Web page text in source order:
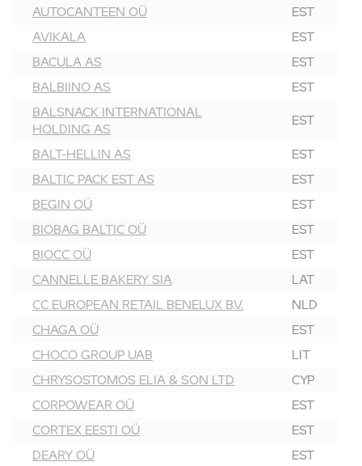
AUTOCANTEEN OÜ EST
AVIKALA EST
BACULA AS EST
BALBIINO AS EST
BALSNACK INTERNATIONAL
HOLDING AS
EST
BALT-HELLIN AS EST
BALTIC PACK EST AS EST
BEGIN OÜ EST
BIOBAG BALTIC OÜ EST
BIOCC OÜ EST
CANNELLE BAKERY SIA LAT
CC EUROPEAN RETAIL BENELUX B.V. NLD
CHAGA OÜ EST
CHOCO GROUP UAB LIT
CHRYSOSTOMOS ELIA & SON LTD CYP
CORPOWEAR OÜ EST
CORTEX EESTI OÜ EST
DEARY OÜ EST